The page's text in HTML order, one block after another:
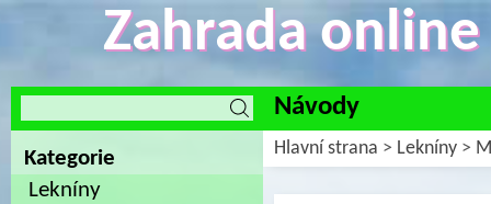
Zahrada
Návody
Kategorie
Lekníny
Hlavní strana > Lekníny >